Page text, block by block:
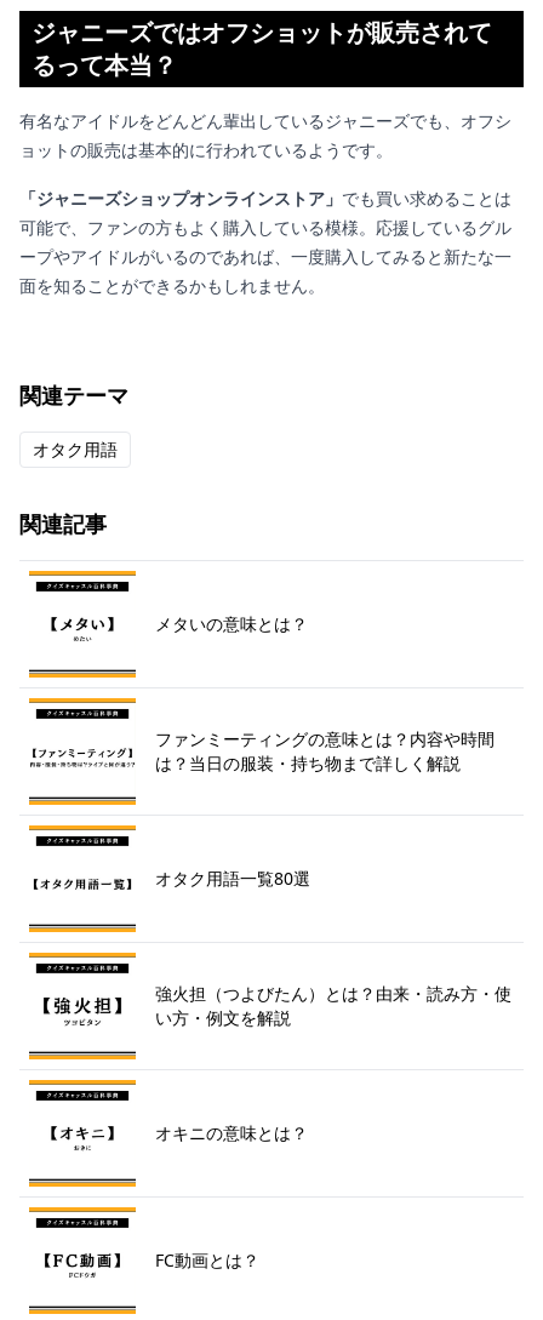
ジャニーズではオフショットが販売されて
るって本当？
有名なアイドルをどんどん輩出しているジャニーズでも、オフシ
ョットの販売は基本的に行われているようです。
「ジャニーズショップオンラインストア」 でも買い求めることは
可能で、ファンの方もよく購入している模様。応援しているグル
ープやアイドルがいるのであれば、一度購入してみると新たな一
面を知ることができるかもしれません。
関連テーマ
オタク用語
関連記事
メタいの意味とは？
ファンミーティングの意味とは？内容や時間
は？当日の服装・持ち物まで詳しく解説
オタク用語一覧80選
強火担（つよびたん）とは？由来・読み方・使
い方・例文を解説
オキニの意味とは？
FC動画とは？